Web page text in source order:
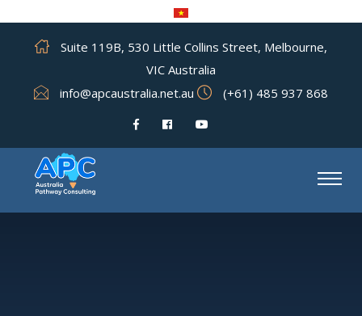
Suite 119B, 530 Little Collins Street, Melbourne,
VIC Australia
info@apcaustralia.net.au
(+61) 485 937 868